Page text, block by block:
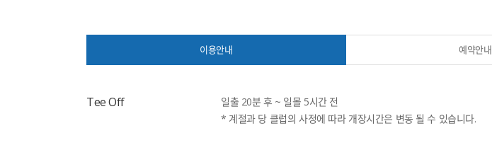
이용안내 예약안내
Tee Off
일출 20분 후 ~ 일몰 5시간 전
* 계절과 당 클럽의 사정에 따라 개장시간은 변동 될 수 있습니다.